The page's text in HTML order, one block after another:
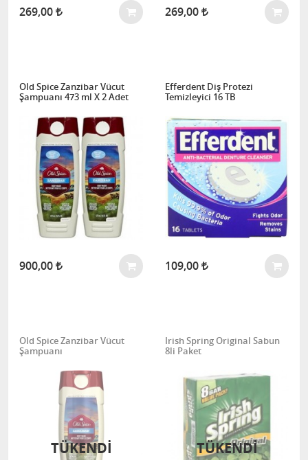
269,00 269,00
Old Spice Zanzibar Vücut
Şampuanı 473 ml X 2 Adet
900,00
Efferdent Diş Protezi
Temizleyici 16 TB
109,00
Old Spice Zanzibar Vücut
Şampuanı
TÜKENDİ
Irish Spring Original Sabun
8li Paket
TÜKENDİ